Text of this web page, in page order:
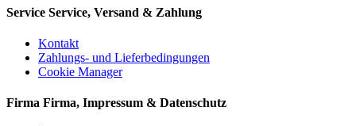
Service Service, Versand & Zahlung
Kontakt
Zahlungs- und Lieferbedingungen
Cookie Manager
Firma Firma, Impressum & Datenschutz